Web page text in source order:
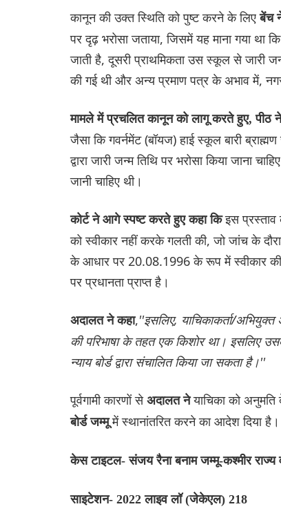
कानून की उक्त स्थिति को पुष्ट करने के लिएबेंच
पर दृढ़ भरोसा जताया, जिसमें यह माना गया था
जाती है, दूसरी प्राथमिकता उस स्कूल से जारी
की गई थी और अन्य प्रमाण पत्र के अभाव में, नगर
मामले में प्रचलित कानून को लागू करते हुए, पीठ
जैसा कि गवर्नमेंट (बॉयज) हाई स्कूल बारी
द्वारा जारी जन्म तिथि पर भरोसा किया जाना
जानी चाहिए थी।
कोर्ट ने आगे स्पष्ट करते हुए कहा किइस प्रस्ताव
को स्वीकार नहीं करके गलती की, जो जांच के
के आधार पर 20.08.1996 के रूप में स्वीकार की
पर प्रधानता प्राप्त है।
अदालत ने कहा,''इसलिए, याचिकाकर्ता/
की परिभाषा के तहत एक किशोर था। इसलिए
न्याय बोर्ड द्वारा संचालित किया जा सकता है।''
पूर्वगामी कारणों से अदालत नेयाचिका को अनुमति
बोर्ड जम्मूमें स्थानांतरित करने का आदेश दिया है।
केस टाइटल- संजय रैना बनाम जम्मू-कश्मीर राज्य
साइटेशन- 2022 लाइव लॉ (जेकेएल) 218